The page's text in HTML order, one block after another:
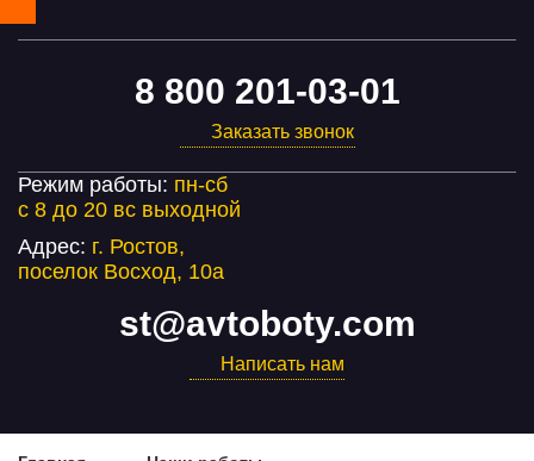
8 800 201-03-01
Заказать звонок
Режим работы: пн-cб
с 8 до 20 вс выходной
Адрес: г. Ростов,
поселок Восход, 10а
st@avtoboty.com
Написать нам